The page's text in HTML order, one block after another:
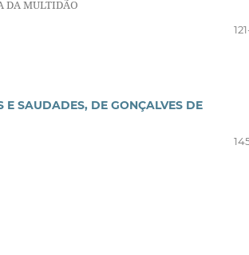
DA MULTIDÃO
E SAUDADES, DE GONÇALVES DE